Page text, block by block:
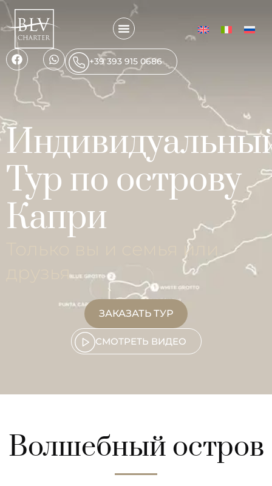
+39 393 915 0686
Тур по острову
Капри
Только вы и семья или
друзья
ЗАКАЗАТЬ ТУР
СМОТРЕТЬ ВИДЕО
Волшебный остров